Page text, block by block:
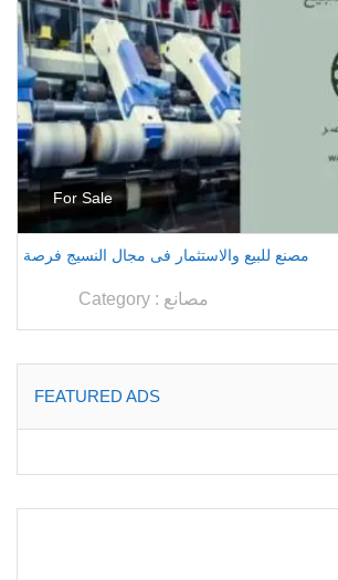
For Sale
مصنع للبيع والاستثمار فى مجال النسيج فرصة
Category : مصانع
FEATURED ADS